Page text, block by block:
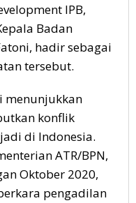
IPB,
Badan
hadir sebagai
tersebut.
menunjukkan
konflik
di Indonesia.
ATR/BPN,
Oktober 2020,
pengadilan